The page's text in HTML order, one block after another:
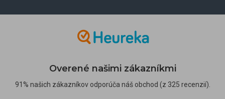
Overené našimi zákazníkmi
91% našich zákazníkov odporúča náš obchod (z 325 recenzií).